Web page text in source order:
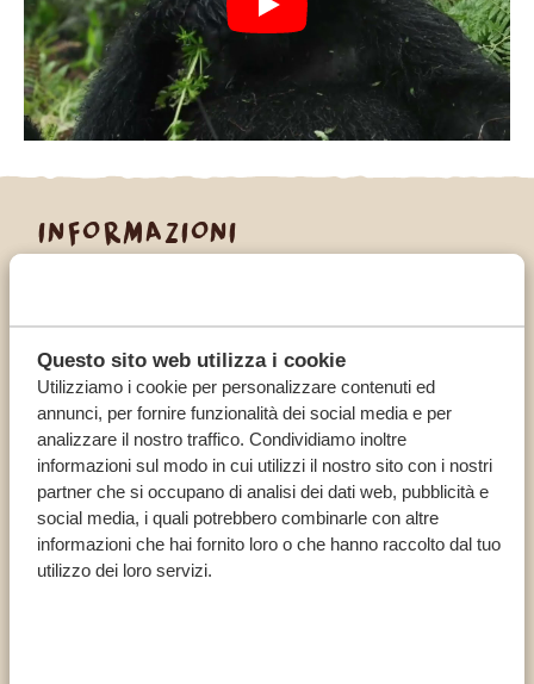
Questo sito web utilizza i cookie
Utilizziamo i cookie per personalizzare contenuti ed
annunci, per fornire funzionalità dei social media e per
analizzare il nostro traffico. Condividiamo inoltre
informazioni sul modo in cui utilizzi il nostro sito con i nostri
partner che si occupano di analisi dei dati web, pubblicità e
social media, i quali potrebbero combinarle con altre
informazioni che hai fornito loro o che hanno raccolto dal tuo
utilizzo dei loro servizi.
INFORMAZIONI
escursionisti possono scalare tre vulcani, gli
appassionati di birdwatching possono trascorrere le
giornate a osservare uccelli unici ed endemici e gli
amanti dei primati possono incontrare i gorilla di
montagna e le scimmie dorate nella loro casa. Un
vero gioiello naturale che aspetta solo di essere
scoperto.
ANIMALI PIÙ COMUNI